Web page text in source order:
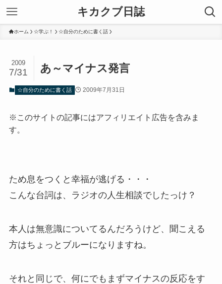
キカクブ日誌
ホーム ☆学ぶ！ ☆自分のために書く話
あ～マイナス発言
2009
7/31
☆自分のために書く話 2009年7月31日
※このサイトの記事にはアフィリエイト広告を含みま
す。
ため息をつくと幸福が逃げる・・・
こんな台詞は、ラジオの人生相談でしたっけ？
本人は無意識についてるんだろうけど、聞こえる
方はちょっとブルーになりますね。
それと同じで、何にでもまずマイナスの反応をす